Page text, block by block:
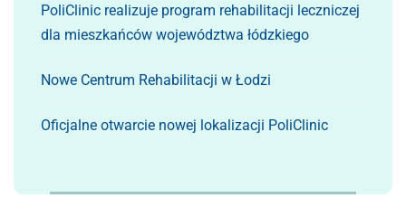
PoliClinic realizuje program rehabilitacji leczniczej
dla mieszkańców województwa łódzkiego
Nowe Centrum Rehabilitacji w Łodzi
Oficjalne otwarcie nowej lokalizacji PoliClinic